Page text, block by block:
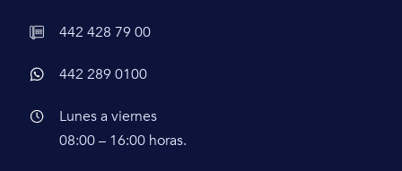
442 428 79 00
442 289 0100
Lunes a viernes
08:00 – 16:00 horas.